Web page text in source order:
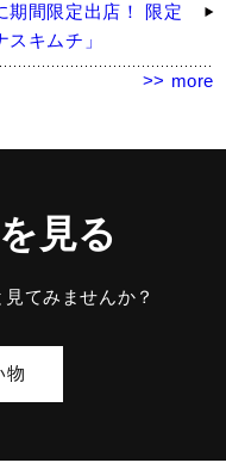
期間限定出店！ 限定
キムチ」
>> more
見る
てみませんか？
物